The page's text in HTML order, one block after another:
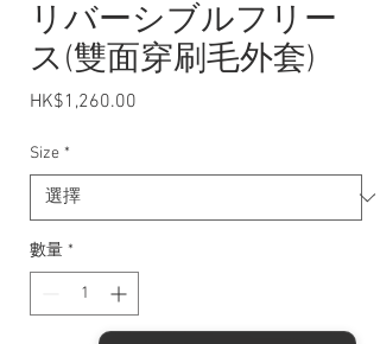
リバーシブルフリー
ス(雙面穿刷毛外套)
HK$1,260.00
Size *
數量 *